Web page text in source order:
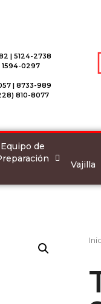
| 5124-2738
1594-0297
| 8733-989
810-8077
Equipo de
Vajilla